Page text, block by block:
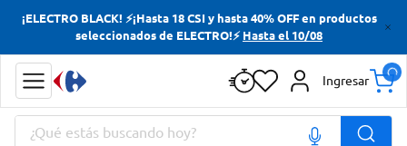
¡ELECTRO BLACK! ⚡¡Hasta 18 CSI y hasta 40% OFF en productos
seleccionados de ELECTRO!⚡ Hasta el 10/08
Ingresar
¿Qué estás buscando hoy?
Términos más buscados
Yerba
Cerveza
Doves